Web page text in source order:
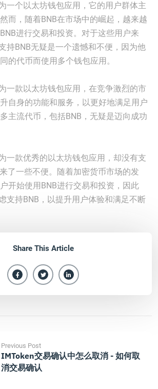
一个以太坊钱包应用，它的用户群体主
而，随着BNB在市场中的崛起，越来越
进行交易和投资。对于这些用户来
持BNB无疑是一个遗憾和不便，因为他
的代币而使用多个钱包应用。
一款以太坊钱包应用，在竞争激烈的市
自身的功能和服务，以更好地满足用户
主流代币，包括BNB，无疑是迈向成功
一款优秀的以太坊钱包应用，却没有支
了一些不便。随着加密货币市场的发
开始使用BNB进行交易和投资，因此
支持BNB，以提升用户体验和满足不断
Share This Article
Previous Post
IMToken交易确认中怎么取消 - 如何取
消交易确认